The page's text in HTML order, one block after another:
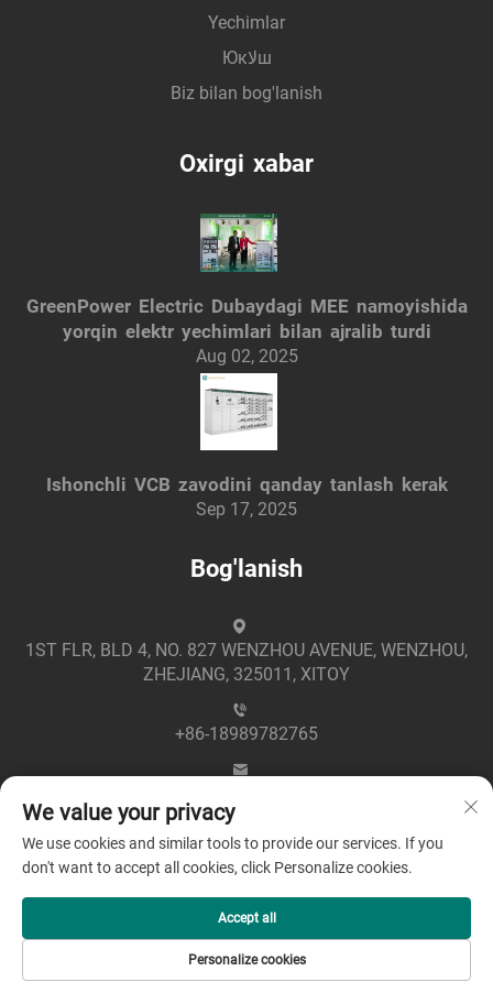
Yechimlar
Юкلاш
Biz bilan bog'lanish
Oxirgi xabar
GreenPower Electric Dubaydagi MEE namoyishida
yorqin elektr yechimlari bilan ajralib turdi
Aug 02, 2025
Ishonchli VCB zavodini qanday tanlash kerak
Sep 17, 2025
Bog'lanish
1ST FLR, BLD 4, NO. 827 WENZHOU AVENUE, WENZHOU,
ZHEJIANG, 325011, XITOY
+86-18989782765
Mualliflik huquqi © 2025 Zhejiang Greenpower Electric Co.,
Ltd -Maxfiylik siyosati
We value your privacy
We use cookies and similar tools to provide our services. If you
don't want to accept all cookies, click Personalize cookies.
Personalize cookies
Accept all